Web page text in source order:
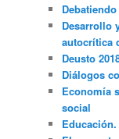
Desarrollo
autocrítica
Deusto
Diálogos
Economía
social